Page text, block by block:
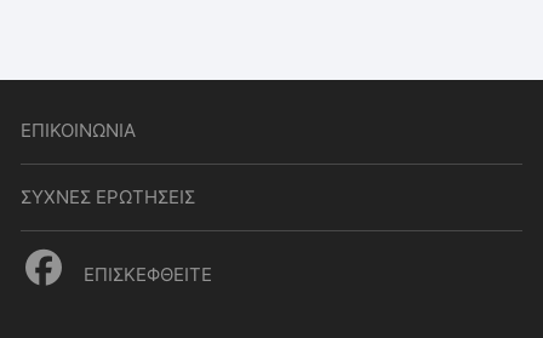
ΕΠΙΚΟΙΝΩΝΙΑ
ΣΥΧΝΕΣ ΕΡΩΤΗΣΕΙΣ
ΕΠΙΣΚΕΦΘΕΙΤΕ